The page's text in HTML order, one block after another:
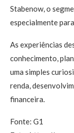
Stabenow, o
especialmente
As experiências
conhecimento,
uma simples
renda,
financeira.
Fonte: G1